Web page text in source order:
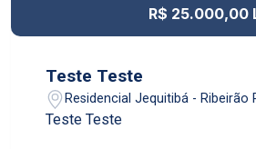
R$ 25.000,00
Teste Teste
Residencial Jequitibá - Ribeirão
Teste Teste